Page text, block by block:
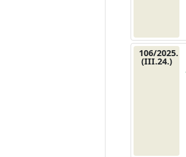
106/2025.
(III.24.)